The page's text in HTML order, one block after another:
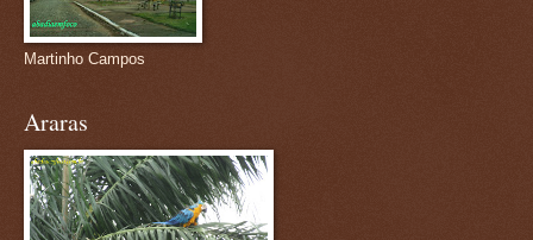
Martinho Campos
Araras